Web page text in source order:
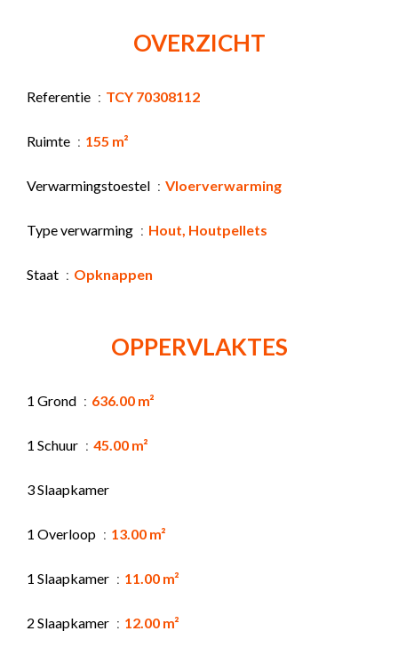
OVERZICHT
Referentie TCY 70308112
Ruimte 155 m²
Verwarmingstoestel Vloerverwarming
Type verwarming Hout, Houtpellets
Staat Opknappen
OPPERVLAKTES
1 Grond 636.00 m²
1 Schuur 45.00 m²
3 Slaapkamer
1 Overloop 13.00 m²
1 Slaapkamer 11.00 m²
2 Slaapkamer 12.00 m²